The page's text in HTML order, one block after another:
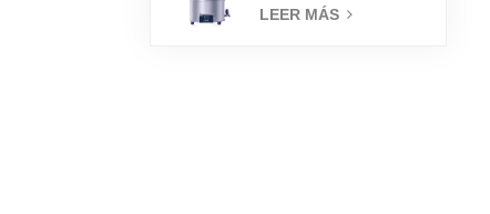
de vapor 18L
LEER MÁS